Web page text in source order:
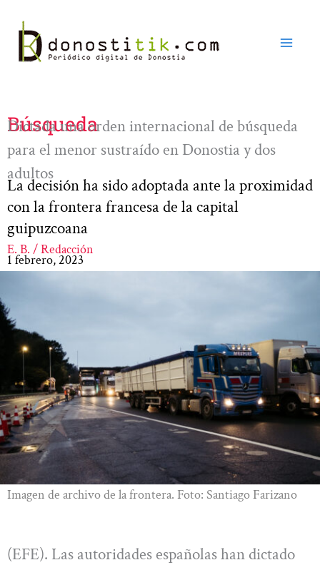
contenido
Búsqueda
Dictada una orden internacional de búsqueda
para el menor sustraído en Donostia y dos
adultos
La decisión ha sido adoptada ante la proximidad
con la frontera francesa de la capital
guipuzcoana
E. B. / Redacción
1 febrero, 2023
Imagen de archivo de la frontera. Foto: Santiago Farizano
(EFE). Las autoridades españolas han dictado